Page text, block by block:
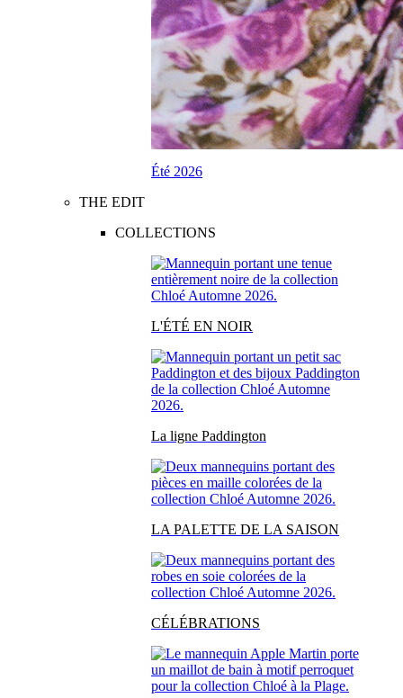
Été 2026
THE EDIT
COLLECTIONS
L'ÉTÉ EN NOIR
La ligne Paddington
LA PALETTE DE LA SAISON
CÉLÉBRATIONS